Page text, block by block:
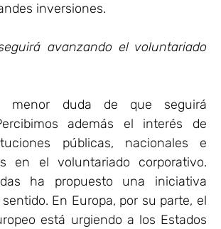
inversiones.
avanzando el voluntariado
menor duda de que seguirá
además el interés de
públicas, nacionales e
en el voluntariado corporativo.
ha propuesto una iniciativa
En Europa, por su parte, el
está urgiendo a los Estados